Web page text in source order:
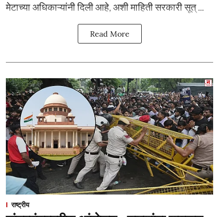
मेटाच्या अधिकाऱ्यांनी दिली आहे, अशी माहिती सरकारी सूत् ...
Read More
राष्ट्रीय